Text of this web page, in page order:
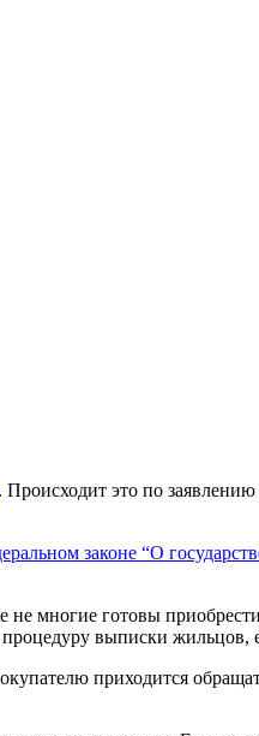
. Происходит это по заявлению
законе “О
не многие готовы
выписки жильцов,
приходится